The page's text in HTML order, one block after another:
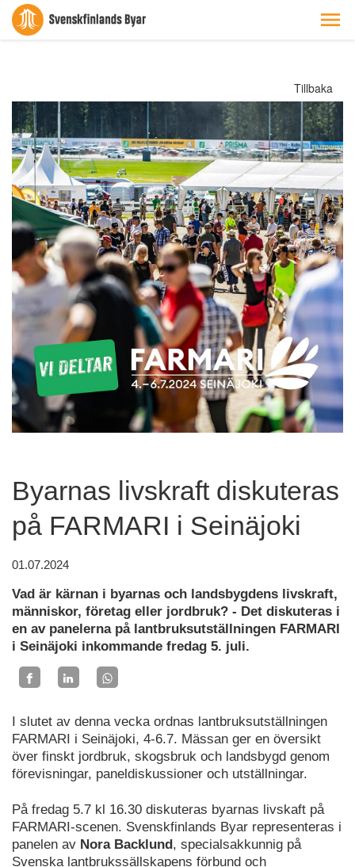
Tillbaka
Byarnas livskraft diskuteras
på FARMARI i Seinäjoki
01.07.2024
Vad är kärnan i byarnas och landsbygdens livskraft,
människor, företag eller jordbruk? - Det diskuteras i
en av panelerna på lantbruksutställningen FARMARI
i Seinäjoki inkommande fredag 5. juli.
I slutet av denna vecka ordnas lantbruksutställningen
FARMARI i Seinäjoki, 4-6.7. Mässan ger en översikt
över finskt jordbruk, skogsbruk och landsbygd genom
förevisningar, paneldiskussioner och utställningar.
På fredag 5.7 kl 16.30 diskuteras byarnas livskaft på
FARMARI-scenen. Svenskfinlands Byar representeras i
panelen av Nora Backlund, specialsakkunnig på
Svenska lantbrukssällskapens förbund och